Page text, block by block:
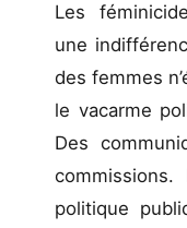
Les
une
des femmes
le vacarme
Des
politique